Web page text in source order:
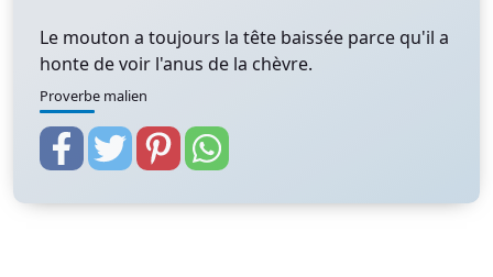
Le mouton a toujours la tête baissée parce qu'il a
honte de voir l'anus de la chèvre.
Proverbe malien